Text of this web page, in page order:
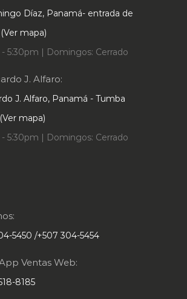
Díaz, Panamá- entrada de
mapa)
5:30pm | Domingos: Cerrado
J. Alfaro:
J. Alfaro, Panamá - Tumba
mapa)
5:30pm | Domingos: Cerrado
5450 /+507 304-5454
Ventas Web:
8185